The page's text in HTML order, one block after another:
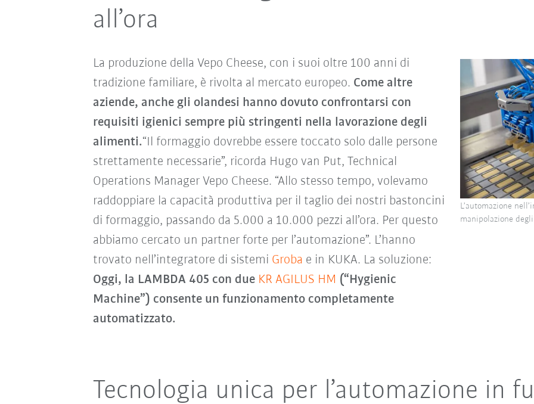
all’ora
La produzione della Vepo Cheese, con i suoi oltre 100 anni di
tradizione familiare, è rivolta al mercato europeo. Come altre
aziende, anche gli olandesi hanno dovuto confrontarsi con
requisiti igienici sempre più stringenti nella lavorazione degli
alimenti.“Il formaggio dovrebbe essere toccato solo dalle persone
strettamente necessarie”, ricorda Hugo van Put, Technical
Operations Manager Vepo Cheese. “Allo stesso tempo, volevamo
raddoppiare la capacità produttiva per il taglio dei nostri bastoncini
di formaggio, passando da 5.000 a 10.000 pezzi all’ora. Per questo
abbiamo cercato un partner forte per l’automazione”. L’hanno
trovato nell’integratore di sistemi Groba e in KUKA. La soluzione:
Oggi, la LAMBDA 405 con due KR AGILUS HM (“Hygienic
Machine”) consente un funzionamento completamente
automatizzato.
L’automazione
manipolazione
Tecnologia unica per l’automazione in